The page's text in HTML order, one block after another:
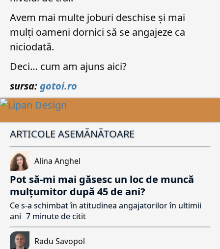
Avem mai multe joburi deschise și mai
mulți oameni dornici să se angajeze ca
niciodată.
Deci… cum am ajuns aici?
sursa: gotoi.ro
ARTICOLE ASEMĂNĂTOARE
Alina Anghel
Pot să-mi mai găsesc un loc de muncă
mulțumitor după 45 de ani?
Ce s-a schimbat în atitudinea angajatorilor în ultimii
ani 7 minute de citit
Radu Savopol